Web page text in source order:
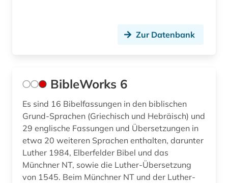
Zur Datenbank
BibleWorks 6
Es sind 16 Bibelfassungen in den biblischen
Grund-Sprachen (Griechisch und Hebräisch) und
29 englische Fassungen und Übersetzungen in
etwa 20 weiteren Sprachen enthalten, darunter
Luther 1984, Elberfelder Bibel und das
Münchner NT, sowie die Luther-Übersetzung
von 1545. Beim Münchner NT und der Luther-